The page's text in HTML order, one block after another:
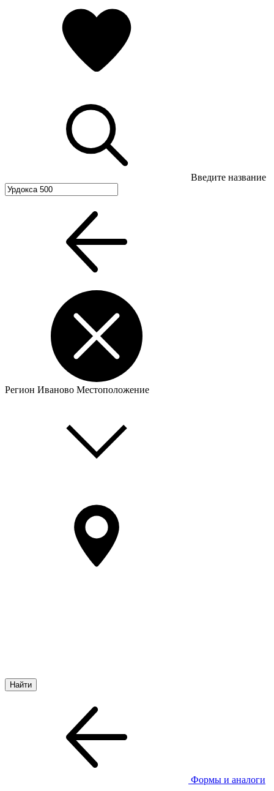
Введите название
Регион Иваново Местоположение
Формы и аналоги